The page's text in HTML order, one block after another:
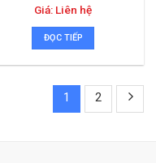
Giá: Liên hệ
ĐỌC TIẾP
1 2